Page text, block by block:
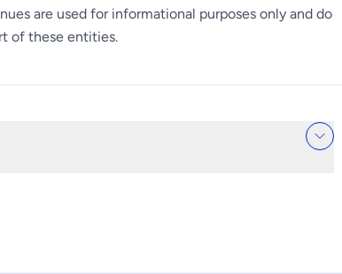
are used for informational purposes only and do
of these entities.